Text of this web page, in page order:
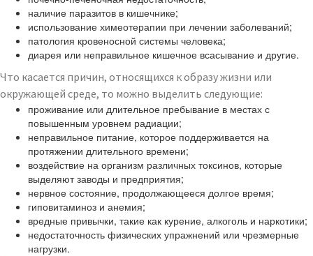
наличие паразитов в кишечнике;
использование химеотерапии при лечении заболеваний;
патология кровеносной системы человека;
диарея или неправильное кишечное всасывание и другие.
Что касается причин, относящихся к образу жизни или
окружающей среде, то можно выделить следующие:
проживание или длительное пребывание в местах с
повышенным уровнем радиации;
неправильное питание, которое поддерживается на
протяжении длительного времени;
воздействие на организм различных токсинов, которые
выделяют заводы и предприятия;
нервное состояние, продолжающееся долгое время;
гиповитаминоз и анемия;
вредные привычки, такие как курение, алкоголь и наркотики;
недостаточность физических упражнений или чрезмерные
нагрузки.